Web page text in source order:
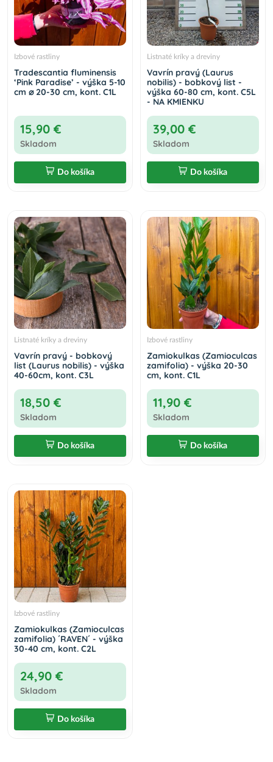
Izbové rastliny
Tradescantia fluminensis
‘Pink Paradise’ - výška 5-10
cm ⌀ 20-30 cm, kont. C1L
15,90 €
Skladom
Do košíka
Listnaté kríky a dreviny
Vavrín pravý (Laurus
nobilis) - bobkový list -
výška 60-80 cm, kont. C5L
- NA KMIENKU
39,00 €
Skladom
Do košíka
Listnaté kríky a dreviny
Vavrín pravý - bobkový
list (Laurus nobilis) - výška
40-60cm, kont. C3L
18,50 €
Skladom
Do košíka
Izbové rastliny
Zamiokulkas (Zamioculcas
zamifolia) - výška 20-30
cm, kont. C1L
11,90 €
Skladom
Do košíka
Izbové rastliny
Zamiokulkas (Zamioculcas
zamifolia) ´RAVEN´ - výška
30-40 cm, kont. C2L
24,90 €
Skladom
Do košíka